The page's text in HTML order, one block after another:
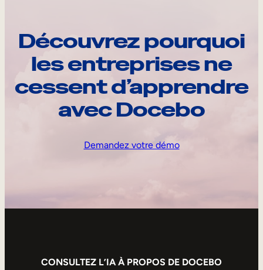
Découvrez pourquoi
les entreprises ne
cessent d’apprendre
avec Docebo
Demandez votre démo
CONSULTEZ L’IA À PROPOS DE DOCEBO